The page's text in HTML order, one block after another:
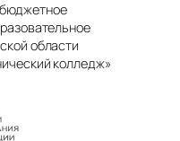
области
колледж»